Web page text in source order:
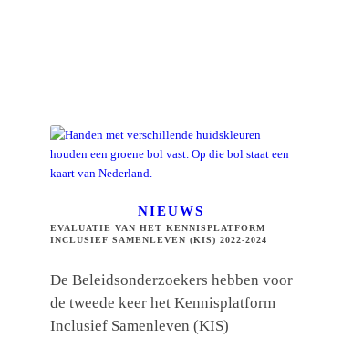
NIEUWS
EVALUATIE VAN HET KENNISPLATFORM
INCLUSIEF SAMENLEVEN (KIS) 2022-2024
De Beleidsonderzoekers hebben voor
de tweede keer het Kennisplatform
Inclusief Samenleven (KIS)